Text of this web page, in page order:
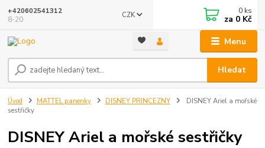
Menu
CZK
Hledat
+420602541312
8-20
0 ks
za 0 Kč
Úvod MATTEL panenky DISNEY PRINCEZNY
DISNEY Ariel a mořské
sestřičky
DISNEY Ariel a mořské sestřičky